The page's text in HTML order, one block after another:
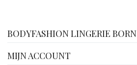
BODYFASHION LINGERIE BORN
MIJN ACCOUNT